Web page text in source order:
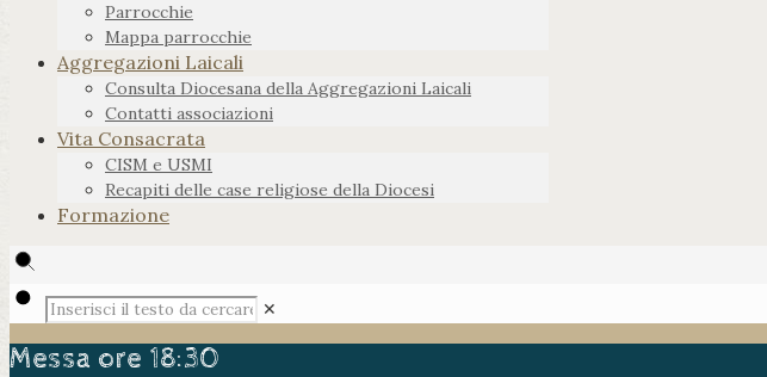
Parrocchie
Mappa parrocchie
Aggregazioni Laicali
Consulta Diocesana della Aggregazioni Laicali
Contatti associazioni
Vita Consacrata
CISM e USMI
Recapiti delle case religiose della Diocesi
Formazione
✕
Messa ore 18:30